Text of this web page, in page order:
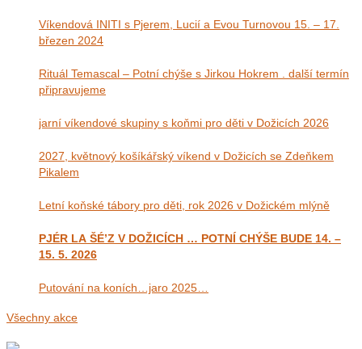
Víkendová INITI s Pjerem, Lucií a Evou Turnovou 15. – 17.
březen 2024
Rituál Temascal – Potní chýše s Jirkou Hokrem . další termín
připravujeme
jarní víkendové skupiny s koňmi pro děti v Dožicích 2026
2027, květnový košíkářský víkend v Dožicích se Zdeňkem
Pikalem
Letní koňské tábory pro děti, rok 2026 v Dožickém mlýně
PJÉR LA ŠÉ’Z V DOŽICÍCH … POTNÍ CHÝŠE BUDE 14. –
15. 5. 2026
Putování na koních…jaro 2025…
Všechny akce